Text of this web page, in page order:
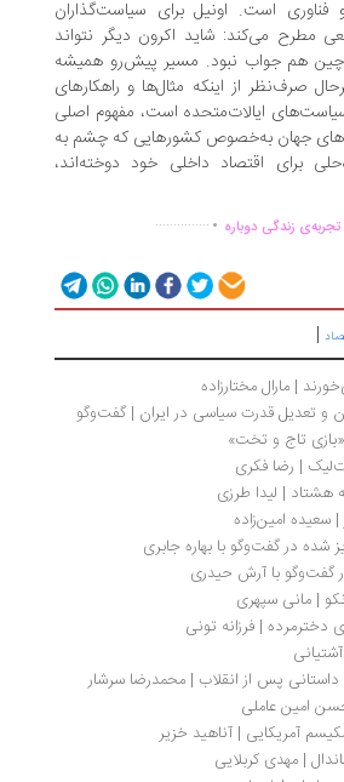
اونیل برای سیاست‌گذاران
می‌کند: شاید اکرون دیگر نتواند
جواب نبود. مسیر پیش‌رو همیشه
از اینکه مثال‌ها و راهکارهای
ایالات‌متحده است، مفهوم اصلی
به‌خصوص کشورهایی که چشم به
اقتصاد داخلی خود دوخته‌اند،
............... .دوباره
مختارزاده
قدرت سیاسی در ایران | گفت‌وگو
و تخت»
فکری
| لیدا طرزی
امین‌زاده
گفت‌وگو با بهاره جابری
با آرش حیدری
سپهری
| فرزانه تونی
پس از انقلاب | محمدرضا سرشار
عاملی
| آناهید خزیر
کربلایی